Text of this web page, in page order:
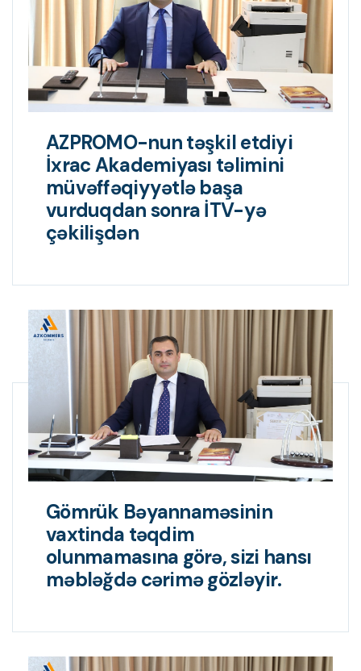
AZPROMO-nun təşkil etdiyi
İxrac Akademiyası təlimini
müvəffəqiyyətlə başa
vurduqdan sonra İTV-yə
çəkilişdən
Gömrük Bəyannaməsinin
vaxtinda təqdim
olunmamasına görə, sizi hansı
məbləğdə cərimə gözləyir.